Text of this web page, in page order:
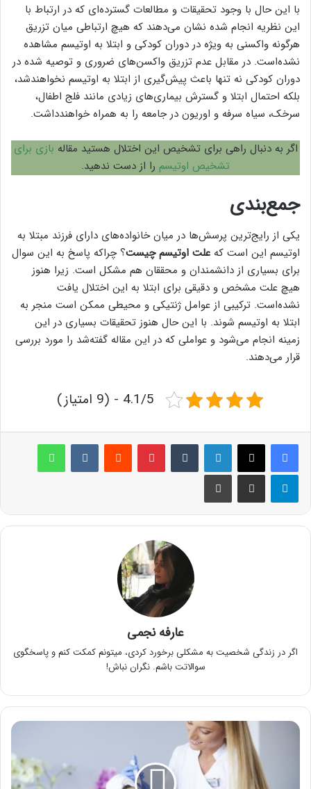
با این حال با وجود تحقیقات و مطالعات گسترده‌ای که در ارتباط با
این نظریه انجام شده نشان می‌دهند که هیچ ارتباطی میان تزریق
هرگونه واکسنی به ویژه در دوران کودکی و ابتلا به اوتیسم مشاهده
نشده‌است. در مقابل عدم تزریق واکسن‌های ضروری و توصیه شده در
دوران کودکی نه تنها باعث پیش‌گیری از ابتلا به اوتیسم نخواهندشد،
بلکه احتمال ابتلا و گسترش بیماری‌های زیادی مانند فلج اطفال،
سرخک، سیاه سرفه و اوریون در جامعه را به همراه خواهندداشت.
اگر به دنبال راهی برای تشخیص این اختلال هستید مقاله بازی برای
تشخیص اوتیسم را از دست ندهید.
جمع‌بندی
یکی از رایج‌ترین پرسش‌ها در میان خانواده‌های دارای فرزند مبتلا به
اوتیسم این است که علت اوتیسم چیست؟ چراکه پاسخ به این سوال
برای بسیاری از دانشمندان و محققان هم مشکل است. زیرا هنوز
هیچ علت مشخص و دقیقی برای ابتلا به این اختلال یافت
نشده‌است. ترکیبی از عوامل ژنتیکی و محیطی ممکن است منجر به
ابتلا به اوتیسم شوند. با این حال هنوز تحقیقات بسیاری در این
زمینه انجام می‌شود و عواملی که در این مقاله گفته‌شد را مورد بررسی
قرار می‌دهند.
4.1/5 - (9 امتیاز)
لینکدین ‫تامبلر پینترست‫رددیت ‫VKontakteواتس آپ
تلگرام اشتراک گذاری از طریق ایمیل چاپ
عارفه نجمی
اگر در زندگی شخصیت به مشکلی برخورد کردی، میتونم کمکت کنم و پاسخگوی
سوالاتت باشم. نگران نباش!
بهترین